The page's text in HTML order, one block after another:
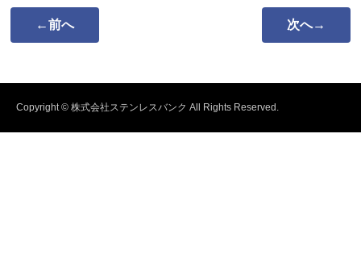
←前へ 次へ→
Copyright © 株式会社ステンレスバンク All Rights Reserved.